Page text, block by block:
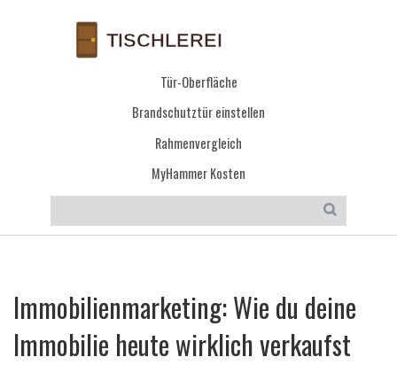
Tür-Oberfläche
Brandschutztür einstellen
Rahmenvergleich
MyHammer Kosten
Immobilienmarketing: Wie du deine
Immobilie heute wirklich verkaufst